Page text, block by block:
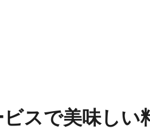
スで美味しい